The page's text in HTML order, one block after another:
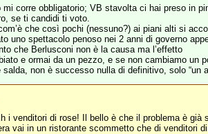
corre obbligatorio; VB stavolta ci hai preso in
se ti candidi ti voto.
che così pochi (nessuno?) ai piani alti si
uno spettacolo penoso nei 2 anni di governo
che Berlusconi non è la causa ma l’effetto
e ormai da un pezzo, e se non cambiamo un
non è successo nulla di definitivo, solo “un
i venditori di rose! Il bello è che il problema è già
vai in un ristorante scommetto che di venditori